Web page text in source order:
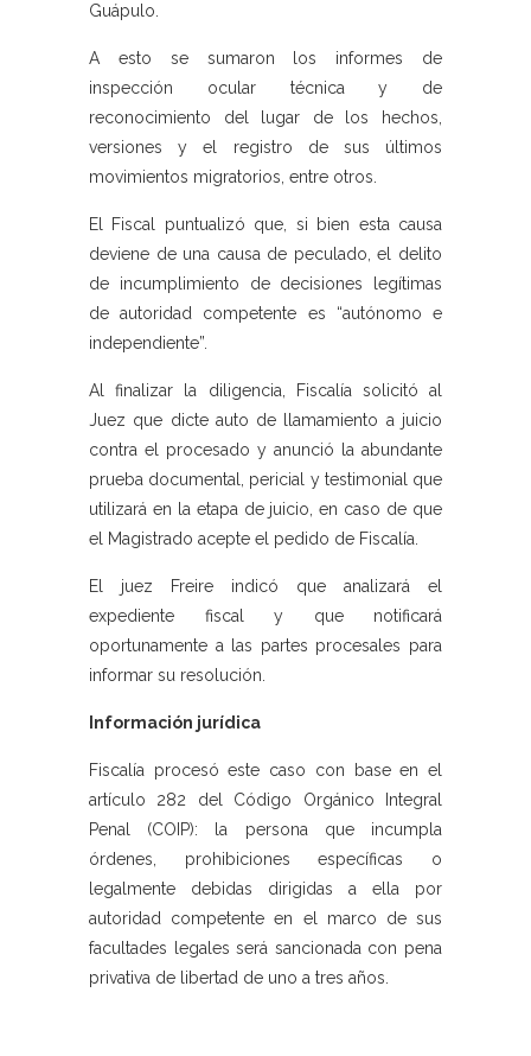
Guápulo.
A esto se sumaron los informes de
inspección ocular técnica y de
reconocimiento del lugar de los hechos,
versiones y el registro de sus últimos
movimientos migratorios, entre otros.
El Fiscal puntualizó que, si bien esta causa
deviene de una causa de peculado, el delito
de incumplimiento de decisiones legítimas
de autoridad competente es “autónomo e
independiente”.
Al finalizar la diligencia, Fiscalía solicitó al
Juez que dicte auto de llamamiento a juicio
contra el procesado y anunció la abundante
prueba documental, pericial y testimonial que
utilizará en la etapa de juicio, en caso de que
el Magistrado acepte el pedido de Fiscalía.
El juez Freire indicó que analizará el
expediente fiscal y que notificará
oportunamente a las partes procesales para
informar su resolución.
Información jurídica
Fiscalía procesó este caso con base en el
artículo 282 del Código Orgánico Integral
Penal (COIP): la persona que incumpla
órdenes, prohibiciones específicas o
legalmente debidas dirigidas a ella por
autoridad competente en el marco de sus
facultades legales será sancionada con pena
privativa de libertad de uno a tres años.